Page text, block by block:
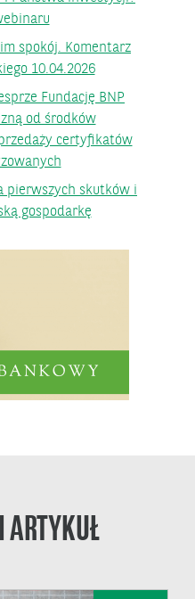
spokój. Komentarz
10.04.2026
Fundację BNP
od środków
certyfikatów
pierwszych skutków i
gospodarkę
ARTYKUŁ